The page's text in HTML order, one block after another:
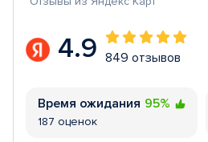
4.9 849 отзывов
Время ожидания 95%
187 оценок